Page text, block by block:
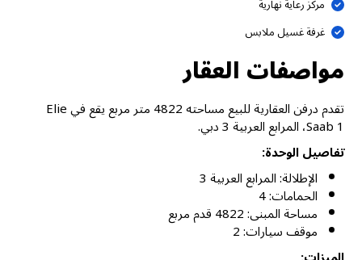
مركز رعاية نهارية
غرفة غسيل ملابس
مواصفات العقار
تقدم درفن العقارية للبيع مساحته 4822 متر مربع يقع في Elie
Saab 1، المرابع العربية 3 دبي.
تفاصيل الوحدة:
الإطلالة: المرابع العربية 3
الحمامات: 4
مساحة المبنى: 4822 قدم مربع
موقف سيارات: 2